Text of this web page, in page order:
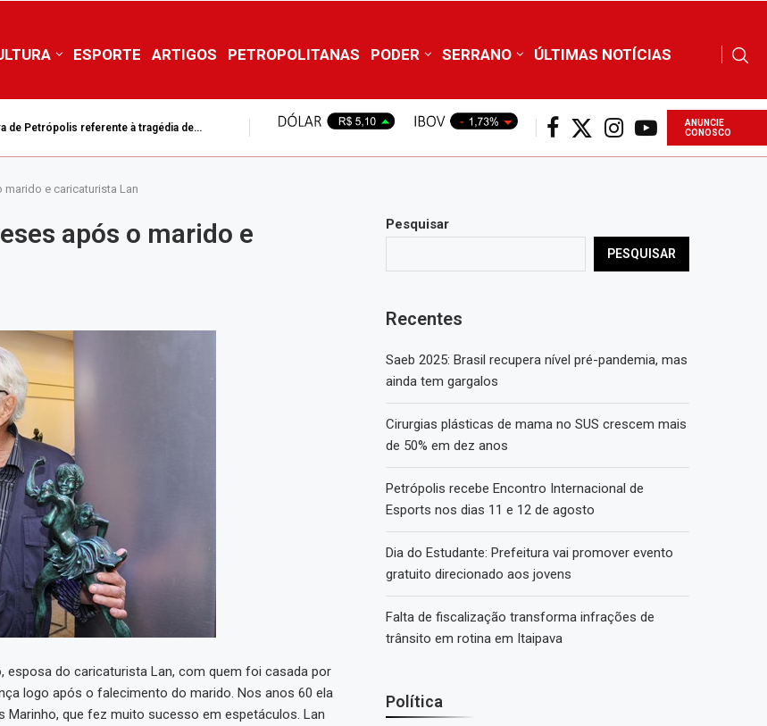
ESPORTE ARTIGOS PETROPOLITANAS PODER SERRANO ÚLTIMAS NOTÍCIAS
de Petrópolis referente à tragédia de...
ANUNCIE
CONOSCO
e caricaturista Lan
após o marido e
esposa do caricaturista Lan, com quem foi casada por
logo após o falecimento do marido. Nos anos 60 ela
que fez muito sucesso em espetáculos. Lan
Pesquisar
PESQUISAR
Recentes
Saeb 2025: Brasil recupera nível pré-pandemia, mas
ainda tem gargalos
Cirurgias plásticas de mama no SUS crescem mais
de 50% em dez anos
Petrópolis recebe Encontro Internacional de
Esports nos dias 11 e 12 de agosto
Dia do Estudante: Prefeitura vai promover evento
gratuito direcionado aos jovens
Falta de fiscalização transforma infrações de
trânsito em rotina em Itaipava
Política